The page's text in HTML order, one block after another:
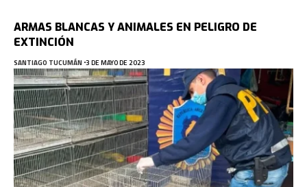
ARMAS BLANCAS Y ANIMALES EN PELIGRO DE
EXTINCIÓN
SANTIAGO TUCUMÁN 3 DE MAYO DE 2023